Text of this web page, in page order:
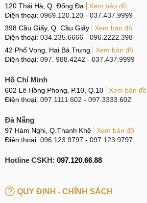
120 Thái Hà, Q. Đống Đa
Xem bản đồ
Điện thoại: 0969.120.120 - 037.437.9999
398 Cầu Giấy, Q. Cầu Giấy
Xem bản đồ
Điện thoại: 034.235.6666 - 096.2222.398
42 Phố Vọng, Hai Bà Trưng
Xem bản đồ
Điện thoại: 097. 988.4242 - 037.437.9999
Hồ Chí Minh
602 Lê Hồng Phong, P.10, Q.10
Xem bản đồ
Điện thoại: 097.1111.602 - 097.3333.602
Đà Nẵng
97 Hàm Nghi, Q.Thanh Khê
Xem bản đồ
Điện thoại: 096.123.9797 - 097.123.9797
Hotline CSKH: 097.120.66.88
QUY ĐỊNH - CHÍNH SÁCH